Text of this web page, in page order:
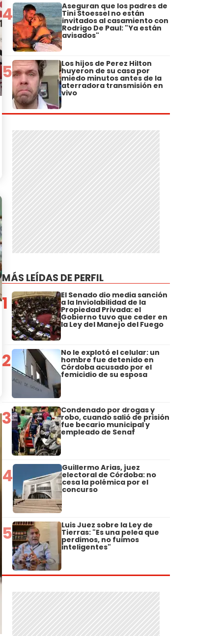
4 Aseguran que los padres de
Tini Stoessel no están
invitados al casamiento con
Rodrigo De Paul: "Ya están
avisados"
5 Los hijos de Perez Hilton
huyeron de su casa por
miedo minutos antes de la
aterradora transmisión en
vivo
MÁS LEÍDAS DE PERFIL
1 El Senado dio media sanción
a la Inviolabilidad de la
Propiedad Privada: el
Gobierno tuvo que ceder en
la Ley del Manejo del Fuego
2 No le explotó el celular: un
hombre fue detenido en
Córdoba acusado por el
femicidio de su esposa
3 Condenado por drogas y
robo, cuando salió de prisión
fue becario municipal y
empleado de Senaf
4 Guillermo Arias, juez
electoral de Córdoba: no
cesa la polémica por el
concurso
5 Luis Juez sobre la Ley de
Tierras: "Es una pelea que
perdimos, no fuimos
inteligentes"